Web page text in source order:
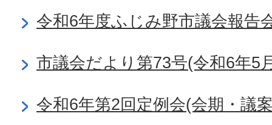
令和6年度ふじみ野市議会報告
市議会だより第73号(令和6年5
令和6年第2回定例会(会期・議